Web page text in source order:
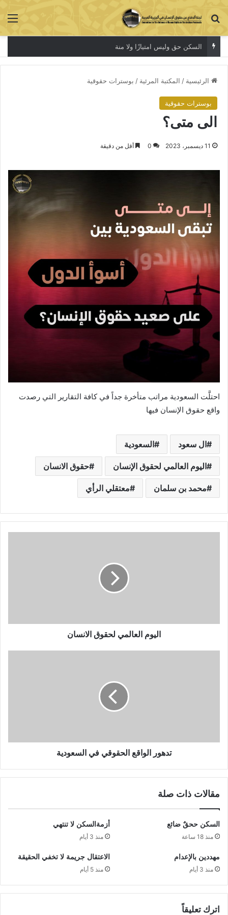
بحث عن
السكن حق وليس امتيازًا ولا منة
الرئيسية / المكتبة المرئية / بوسترات حقوقية
بوسترات حقوقية
الى متى؟
11 ديسمبر، 2023 0 أقل من دقيقة
احتلَّت السعودية مراتب متأخرة جداً في كافة التقارير التي رصدت
واقع حقوق الإنسان فيها
ال سعود السعودية
اليوم العالمي لحقوق الإنسان حقوق الانسان
محمد بن سلمان معتقلي الرأي
اليوم العالمي لحقوق الانسان
تدهور الواقع الحقوقي في السعودية
مقالات ذات صلة
السكن ححقٌ ضائع
منذ 18 ساعة
أزمةالسكن لا تنتهي
منذ 3 أيام
مهددين بالإعدام
منذ 3 أيام
الاعتقال جريمة لا تخفي الحقيقة
منذ 5 أيام
اترك تعليقاً